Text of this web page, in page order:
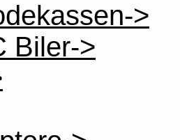
>
Biler->